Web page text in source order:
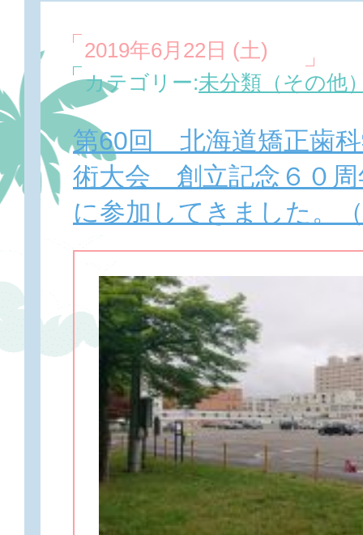
2019年6月22日 (土)
カテゴリー:未分類（その他
第60回 北海道矯正歯
術大会 創立記念６０
に参加してきました。